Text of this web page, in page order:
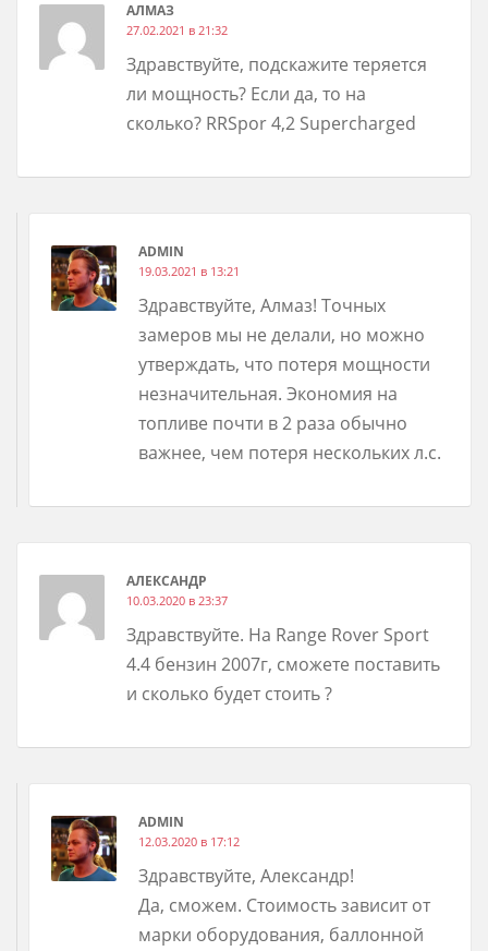
АЛМАЗ
27.02.2021 в 21:32
Здравствуйте, подскажите теряется
ли мощность? Если да, то на
сколько? RRSpor 4,2 Supercharged
ADMIN
19.03.2021 в 13:21
Здравствуйте, Алмаз! Точных
замеров мы не делали, но можно
утверждать, что потеря мощности
незначительная. Экономия на
топливе почти в 2 раза обычно
важнее, чем потеря нескольких л.с.
АЛЕКСАНДР
10.03.2020 в 23:37
Здравствуйте. На Range Rover Sport
4.4 бензин 2007г, сможете поставить
и сколько будет стоить ?
ADMIN
12.03.2020 в 17:12
Здравствуйте, Александр!
Да, сможем. Стоимость зависит от
марки оборудования, баллонной